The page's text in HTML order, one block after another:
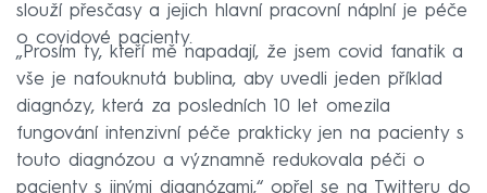
slouží přesčasy a jejich hlavní pracovní náplní je péče
o covidové pacienty.
„Prosím ty, kteří mě napadají, že jsem covid fanatik a
vše je nafouknutá bublina, aby uvedli jeden příklad
diagnózy, která za posledních 10 let omezila
fungování intenzivní péče prakticky jen na pacienty s
touto diagnózou a významně redukovala péči o
pacienty s jinými diagnózami,“ opřel se na Twitteru do